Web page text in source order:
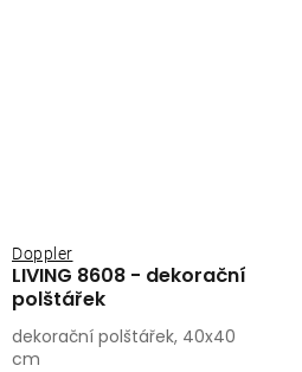
LIVING 8608 - dekorační
polštářek
Doppler
dekorační polštářek, 40x40
cm